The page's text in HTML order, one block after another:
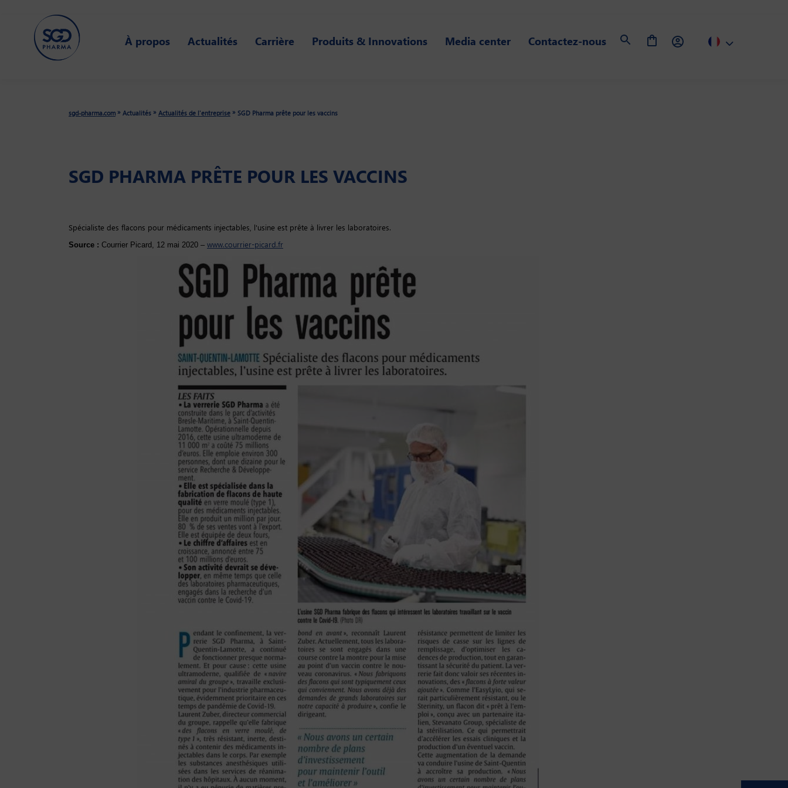
À propos Actualités Carrière Produits & Innovations Media center Contactez-nous
sgd-pharma.com » Actualités » Actualités de l'entreprise » SGD Pharma prête pour les vaccins
SGD PHARMA PRÊTE POUR LES VACCINS
Spécialiste des flacons pour médicaments injectables, l'usine est prête à livrer les laboratoires.
Source : Courrier Picard, 12 mai 2020 – www.courrier-picard.fr